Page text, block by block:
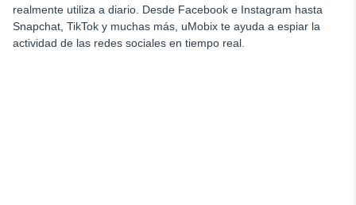
realmente utiliza a diario. Desde Facebook e Instagram hasta
Snapchat, TikTok y muchas más, uMobix te ayuda a espiar la
actividad de las redes sociales en tiempo real.